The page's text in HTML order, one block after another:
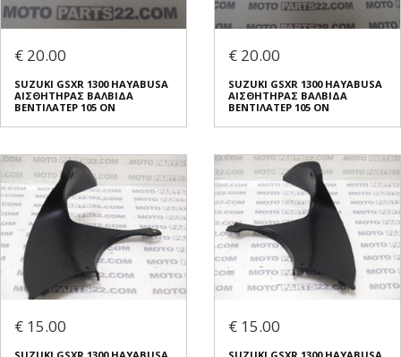
€ 20.00
SUZUKI GSXR 1300 HAYABUSA
ΑΙΣΘΗΤΗΡΑΣ ΒΑΛΒΙΔΑ
ΒΕΝΤΙΛΑΤΕΡ 105 ON
€ 20.00
SUZUKI GSXR 1300 HAYABUSA
ΑΙΣΘΗΤΗΡΑΣ ΒΑΛΒΙΔΑ
ΒΕΝΤΙΛΑΤΕΡ 105 ON
€ 15.00 € 15.00